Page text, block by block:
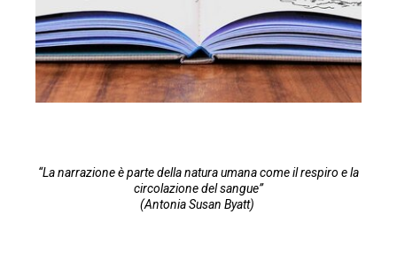
“Lanarrazioneè parte della natura umana come il respiro e la
circolazione del sangue”
(AntoniaSusan Byatt)